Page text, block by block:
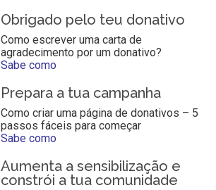
Obrigado pelo teu donativo
Como escrever uma carta de
agradecimento por um donativo?
Sabe como
Prepara a tua campanha
Como criar uma página de donativos – 5
passos fáceis para começar
Sabe como
Aumenta a sensibilização e
constrói a tua comunidade